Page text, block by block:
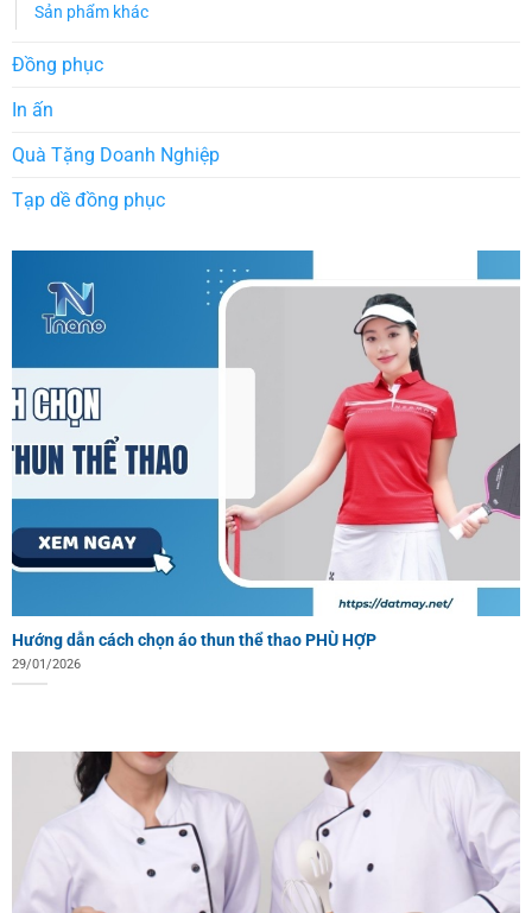
Sản phẩm khác
Đồng phục
In ấn
Quà Tặng Doanh Nghiệp
Tạp dề đồng phục
Hướng dẫn cách chọn áo thun thể thao PHÙ HỢP
29/01/2026